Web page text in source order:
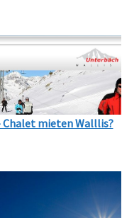
mieten Walllis?